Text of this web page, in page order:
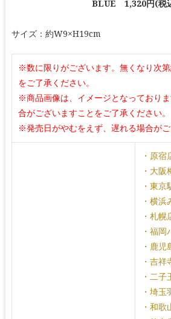
BLUE 1,320円(税
サイズ：約W9×H19cm
※数に限りがございます。無くなり次
をご了承ください。
※商品画像は、イメージとなっており
合がございますことをご了承ください。
※発売日がやむをえず、遅れる場合がご
・原宿
・大阪
・東京
・横
・札幌
・福岡
・鹿児
・吉祥
・二子
・埼玉
・和歌